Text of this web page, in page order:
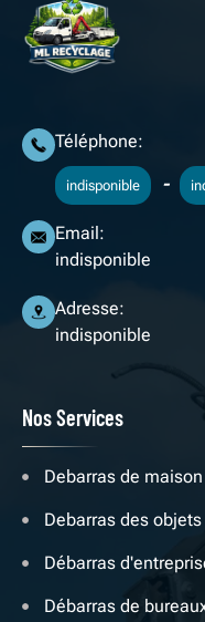
Téléphone:
indisponible -
Email:
indisponible
Adresse:
indisponible
Nos Services
Debarras de
Debarras des
Débarras
Débarras de